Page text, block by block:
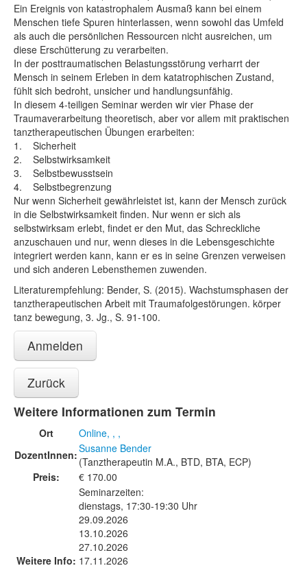
Ein Ereignis von katastrophalem Ausmaß kann bei einem
Menschen tiefe Spuren hinterlassen, wenn sowohl das Umfeld
als auch die persönlichen Ressourcen nicht ausreichen, um
diese Erschütterung zu verarbeiten.
In der posttraumatischen Belastungsstörung verharrt der
Mensch in seinem Erleben in dem katatrophischen Zustand,
fühlt sich bedroht, unsicher und handlungsunfähig.
In diesem 4-teiligen Seminar werden wir vier Phase der
Traumaverarbeitung theoretisch, aber vor allem mit praktischen
tanztherapeutischen Übungen erarbeiten:
1. Sicherheit
2. Selbstwirksamkeit
3. Selbstbewusstsein
4. Selbstbegrenzung
Nur wenn Sicherheit gewährleistet ist, kann der Mensch zurück
in die Selbstwirksamkeit finden. Nur wenn er sich als
selbstwirksam erlebt, findet er den Mut, das Schreckliche
anzuschauen und nur, wenn dieses in die Lebensgeschichte
integriert werden kann, kann er es in seine Grenzen verweisen
und sich anderen Lebensthemen zuwenden.
Literaturempfehlung: Bender, S. (2015). Wachstumsphasen der
tanztherapeutischen Arbeit mit Traumafolgestörungen. körper
tanz bewegung, 3. Jg., S. 91-100.
Anmelden
Zurück
Weitere Informationen zum Termin
Ort
Online, , ,
DozentInnen:Susanne Bender
(Tanztherapeutin M.A., BTD, BTA, ECP)
Preis:
€ 170.00
Weitere Info:
Seminarzeiten:
dienstags, 17:30-19:30 Uhr
29.09.2026
13.10.2026
27.10.2026
17.11.2026